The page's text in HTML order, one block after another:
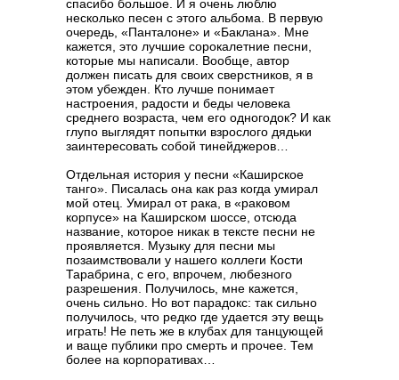
спасибо большое. И я очень люблю
несколько песен с этого альбома. В первую
очередь, «Панталоне» и «Баклана». Мне
кажется, это лучшие сорокалетние песни,
которые мы написали. Вообще, автор
должен писать для своих сверстников, я в
этом убежден. Кто лучше понимает
настроения, радости и беды человека
среднего возраста, чем его одногодок? И как
глупо выглядят попытки взрослого дядьки
заинтересовать собой тинейджеров…
Отдельная история у песни «Каширское
танго». Писалась она как раз когда умирал
мой отец. Умирал от рака, в «раковом
корпусе» на Каширском шоссе, отсюда
название, которое никак в тексте песни не
проявляется. Музыку для песни мы
позаимствовали у нашего коллеги Кости
Тарабрина, с его, впрочем, любезного
разрешения. Получилось, мне кажется,
очень сильно. Но вот парадокс: так сильно
получилось, что редко где удается эту вещь
играть! Не петь же в клубах для танцующей
и ваще публики про смерть и прочее. Тем
более на корпоративах…